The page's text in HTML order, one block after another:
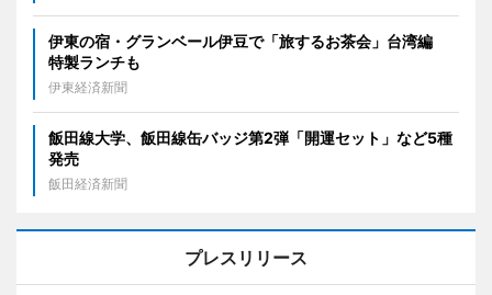
伊東の宿・グランベール伊豆で「旅するお茶会」台湾編
特製ランチも
伊東経済新聞
飯田線大学、飯田線缶バッジ第2弾「開運セット」など5種
発売
飯田経済新聞
プレスリリース